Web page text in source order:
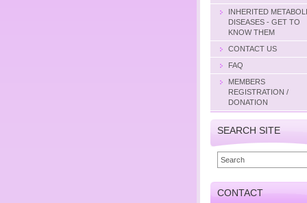
INHERITED
DISEASES - GET TO
KNOW THEM
CONTACT US
FAQ
MEMBERS
REGISTRATION /
DONATION
SEARCH SITE
CONTACT